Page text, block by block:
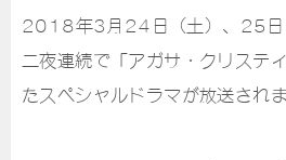
2018年3月24日（土）、25日
二夜連続で「アガサ・クリステ
たスペシャルドラマが放送されま